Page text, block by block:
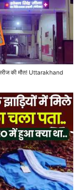
मरीज की मौत! Uttarakhand